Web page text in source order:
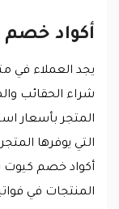
أكواد
يجد العملاء في
شراء الحقائب
المتجر بأسعار
التي يوفرها
أكواد خصم كيوت
المنتجات في